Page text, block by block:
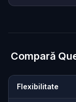
Compară
Flexibilitate